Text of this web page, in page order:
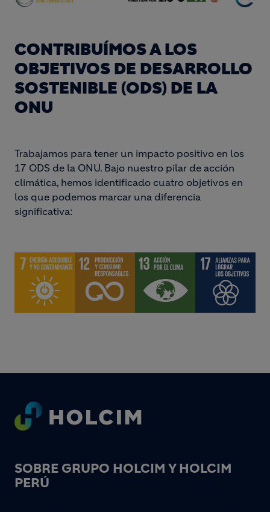
CONTRIBUÍMOS A LOS
OBJETIVOS DE DESARROLLO
SOSTENIBLE (ODS) DE LA
ONU
Trabajamos para tener un impacto positivo en los
17 ODS de la ONU. Bajo nuestro pilar de acción
climática, hemos identificado cuatro objetivos en
los que podemos marcar una diferencia
significativa:
Footer
SOBRE GRUPO HOLCIM Y HOLCIM
PERÚ